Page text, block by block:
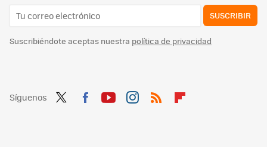
SUSCRIBIR
Suscribiéndote aceptas nuestra política de privacidad
Síguenos